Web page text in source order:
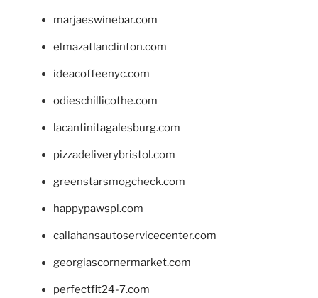
marjaeswinebar.com
elmazatlanclinton.com
ideacoffeenyc.com
odieschillicothe.com
lacantinitagalesburg.com
pizzadeliverybristol.com
greenstarsmogcheck.com
happypawspl.com
callahansautoservicecenter.com
georgiascornermarket.com
perfectfit24-7.com